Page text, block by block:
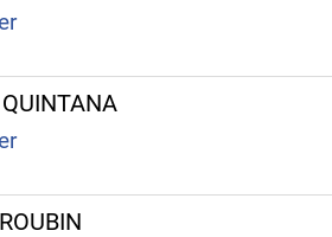
Docteur Gabrielle QUINTANA
Docteur Johanna ROUBIN